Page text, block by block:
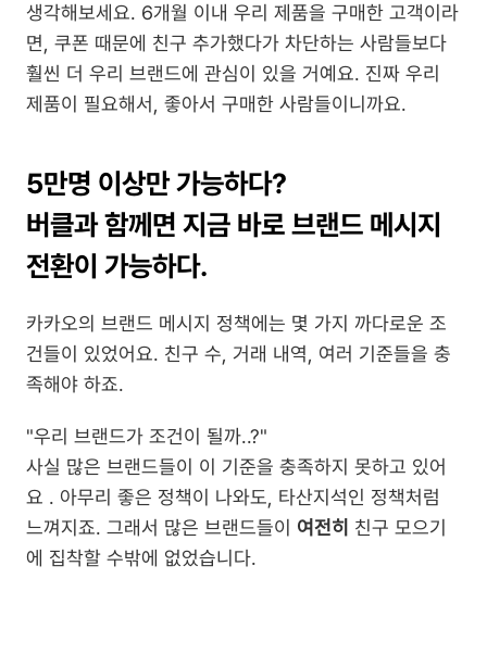
생각해보세요. 6개월 이내 우리 제품을 구매한 고객이라
면, 쿠폰 때문에 친구 추가했다가 차단하는 사람들보다
훨씬 더 우리 브랜드에 관심이 있을 거예요. 진짜 우리
제품이 필요해서, 좋아서 구매한 사람들이니까요.
5만명 이상만 가능하다?
버클과 함께면 지금 바로 브랜드 메시지
전환이 가능하다.
카카오의 브랜드 메시지 정책에는 몇 가지 까다로운 조
건들이 있었어요. 친구 수, 거래 내역, 여러 기준들을 충
족해야 하죠.
"우리 브랜드가 조건이 될까..?"
사실 많은 브랜드들이 이 기준을 충족하지 못하고 있어
요 . 아무리 좋은 정책이 나와도, 타산지석인 정책처럼
느껴지죠. 그래서 많은 브랜드들이 여전히 친구 모으기
에 집착할 수밖에 없었습니다.